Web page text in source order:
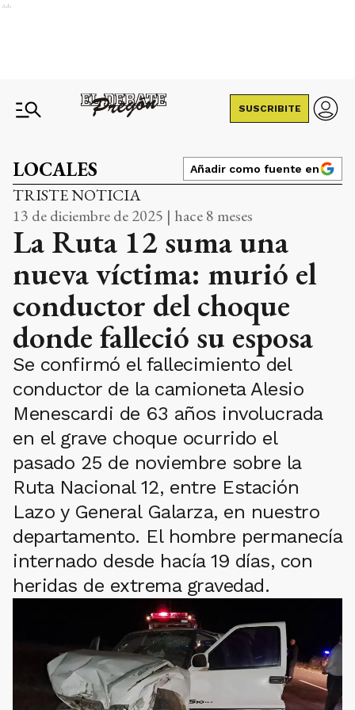
Ads
SUSCRIBITE
LOCALES Añadir como fuente en
TRISTE NOTICIA
13 de diciembre de 2025 | hace 8 meses
La Ruta 12 suma una
nueva víctima: murió el
conductor del choque
donde falleció su esposa
Se confirmó el fallecimiento del
conductor de la camioneta Alesio
Menescardi de 63 años involucrada
en el grave choque ocurrido el
pasado 25 de noviembre sobre la
Ruta Nacional 12, entre Estación
Lazo y General Galarza, en nuestro
departamento. El hombre permanecía
internado desde hacía 19 días, con
heridas de extrema gravedad.